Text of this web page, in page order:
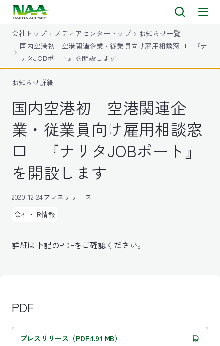
会社トップ メディアセンタートップ
お知らせ一覧
国内空港初 空港関連企業・従業員向け雇用相談窓口 『ナ
リタJOBポート』を開設します
お知らせ詳細
国内空港初 空港関連企
業・従業員向け雇用相談窓
口 『ナリタJOBポート』
を開設します
2020-12-24プレスリリース
会社・IR情報
詳細は下記のPDFをご確認ください。
PDF
プレスリリース（PDF:1.91 MB）